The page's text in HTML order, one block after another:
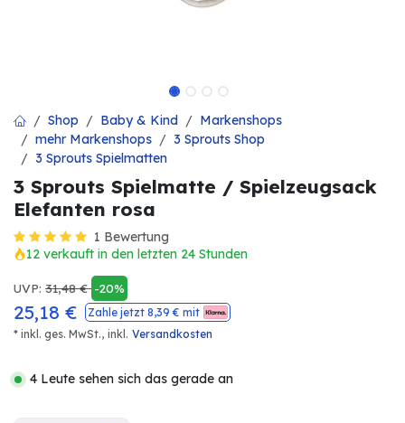
Shop Baby & Kind
Markenshops
mehr Markenshops
3 Sprouts Shop
3 Sprouts Spielmatten
3 Sprouts Spielmatte / Spielzeugsack
Elefanten rosa
1 Bewertung
12 verkauft in den letzten 24 Stunden
UVP: 31,48€ -20%
25,18 € Zahle jetzt 8,39 € mit
* inkl. ges. MwSt., inkl. Versandkosten
4 Leute sehen sich das gerade an